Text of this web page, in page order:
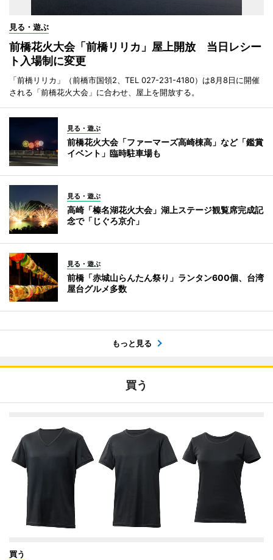
見る・遊ぶ
前橋花火大会「前橋リリカ」屋上開放 当日レシー
ト入場制に変更
「前橋リリカ」（前橋市国領2、TEL 027-231-4180）は8月8日に開催
される「前橋花火大会」に合わせ、屋上を開放する。
見る・遊ぶ
前橋花火大会「ファーマーズ高崎棟高」など「鑑賞
イベント」臨時駐車場も
見る・遊ぶ
高崎「榛名湖花火大会」湖上ステージ観覧席完成記
念で「じぐろ京介」
見る・遊ぶ
前橋「赤城山らんたん祭り」ランタン600個、台湾
屋台グルメ多数
もっと見る
買う
買う